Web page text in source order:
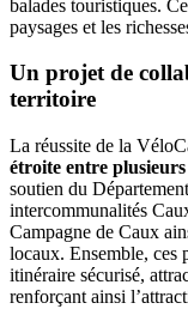
balades touristiques.
paysages et les
Un projet de
territoire
La réussite de la
étroite entre
soutien du
intercommunalités
Campagne de Caux
locaux. Ensemble, ces
itinéraire sécurisé,
renforçant ainsi